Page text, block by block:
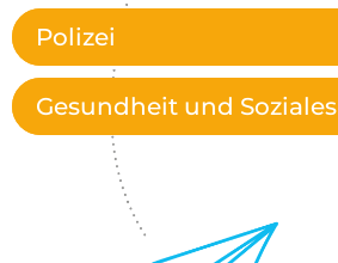
Polizei
Gesundheit und Soziales